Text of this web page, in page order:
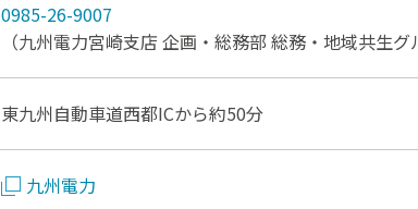
0985-26-9007
（九州電力宮崎支店 企画・総務部 総務・地域共生グ
東九州自動車道西都ICから約50分
九州電力